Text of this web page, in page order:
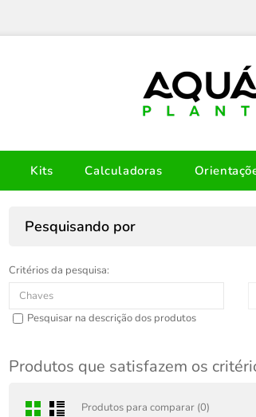
Kits Calculadoras
Pesquisando por
Critérios da pesquisa:
Pesquisar na descrição dos produtos
Produtos que satisfazem os
Produtos para comparar (0)